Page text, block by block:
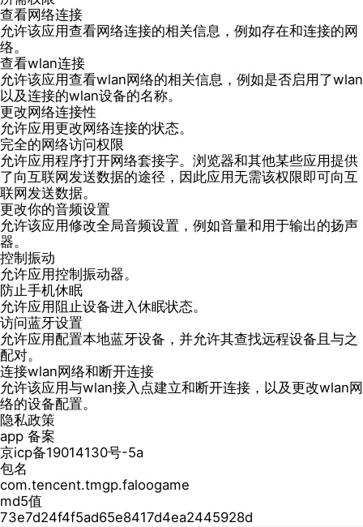
查看网络连接
允许该应用查看网络连接的相关信息，例如存在和连接的网
络。
查看wlan连接
允许该应用查看wlan网络的相关信息，例如是否启用了wlan
以及连接的wlan设备的名称。
更改网络连接性
允许应用更改网络连接的状态。
完全的网络访问权限
允许应用程序打开网络套接字。浏览器和其他某些应用提供
了向互联网发送数据的途径，因此应用无需该权限即可向互
联网发送数据。
更改你的音频设置
允许该应用修改全局音频设置，例如音量和用于输出的扬声
器。
控制振动
允许应用控制振动器。
防止手机休眠
允许应用阻止设备进入休眠状态。
访问蓝牙设置
允许应用配置本地蓝牙设备，并允许其查找远程设备且与之
配对。
连接wlan网络和断开连接
允许该应用与wlan接入点建立和断开连接，以及更改wlan网
络的设备配置。
隐私政策
app 备案
京icp备19014130号-5a
包名
com.tencent.tmgp.faloogame
md5值
73e7d24f4f5ad65e8417d4ea2445928d